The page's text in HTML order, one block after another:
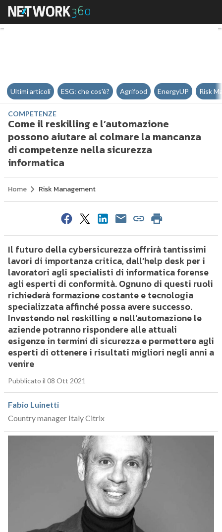
Come il reskilling e
Ultimi articoli ESG: che cos'è? Agrifood EnergyUP Risk
COMPETENZE
Come il reskilling e l’automazione
possono aiutare al colmare la mancanza
di competenze nella sicurezza
informatica
Home Risk Management
Il futuro della cybersicurezza offrirà tantissimi
lavori di importanza critica, dall’help desk per i
lavoratori agli specialisti di informatica forense
agli esperti di conformità. Ognuno di questi ruoli
richiederà formazione costante e tecnologia
specializzata affinché possa avere successo.
Investendo nel reskilling e nell’automazione le
aziende potranno rispondere alle attuali
esigenze in termini di sicurezza e permettere agli
esperti di ottenere i risultati migliori negli anni a
venire
Pubblicato il 08 Ott 2021
Fabio Luinetti
Country manager Italy Citrix